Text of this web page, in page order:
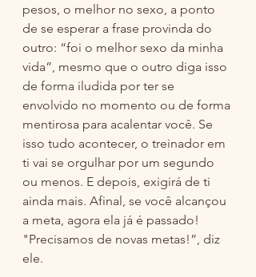
pesos, o melhor no sexo, a ponto
de se esperar a frase provinda do
outro: “foi o melhor sexo da minha
vida”, mesmo que o outro diga isso
de forma iludida por ter se
envolvido no momento ou de forma
mentirosa para acalentar você. Se
isso tudo acontecer, o treinador em
ti vai se orgulhar por um segundo
ou menos. E depois, exigirá de ti
ainda mais. Afinal, se você alcançou
a meta, agora ela já é passado!
"Precisamos de novas metas!”, diz
ele.